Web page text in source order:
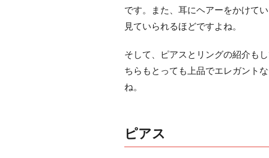
です。また、耳にヘアーをかけて
見ていられるほどですよね。
そして、ピアスとリングの紹介も
ちらもとっても上品でエレガント
ね。
ピアス